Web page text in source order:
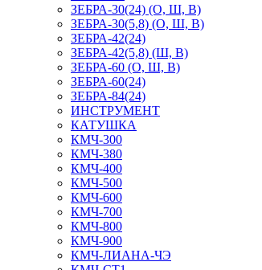
ЗЕБРА-30(24) (О, Ш, В)
ЗЕБРА-30(5,8) (О, Ш, В)
ЗЕБРА-42(24)
ЗЕБРА-42(5,8) (Ш, В)
ЗЕБРА-60 (О, Ш, В)
ЗЕБРА-60(24)
ЗЕБРА-84(24)
ИНСТРУМЕНТ
КАТУШКА
КМЧ-300
КМЧ-380
КМЧ-400
КМЧ-500
КМЧ-600
КМЧ-700
КМЧ-800
КМЧ-900
КМЧ-ЛИАНА-ЧЭ